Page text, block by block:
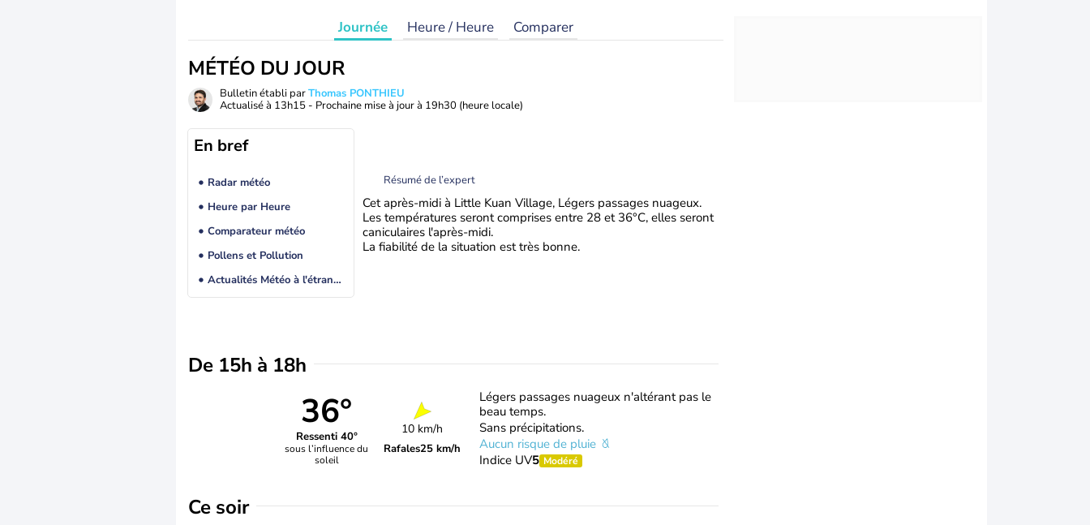
Journée Heure / Heure Comparer
MÉTÉO DU JOUR
Bulletin établi parThomas PONTHIEU
Actualisé à 13h15 - Prochaine mise à jour à 19h30 (heure locale)
En bref
Radar météo
Heure par Heure
Comparateur météo
Pollens et Pollution
Actualités Météo à l'étranger
Résumé de l’expert
Cet après-midi à Little Kuan Village, Légers passages nuageux.
Les températures seront comprises entre 28 et 36°C, elles seront
caniculaires l'après-midi.
La fiabilité de la situation est très bonne.
De 15h à 18h
36°
Ressenti 40°
sous l’influence du
soleil
10 km/h
Rafales25 km/h
Légers passages nuageux n'altérant pas le
beau temps.
Sans précipitations.
Aucun risque de pluie
Indice UV5 Modéré
Ce soir